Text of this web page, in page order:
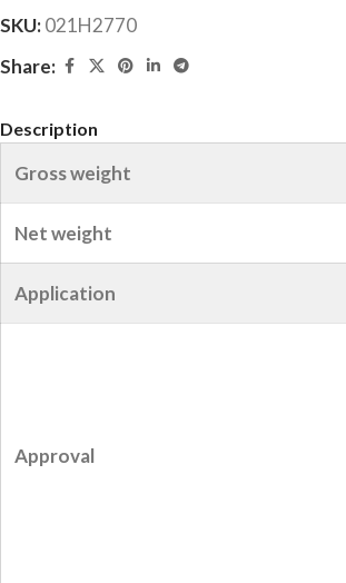
SKU:021H2770
Share:
Description
Gross weight
Net weight
Application
Approval